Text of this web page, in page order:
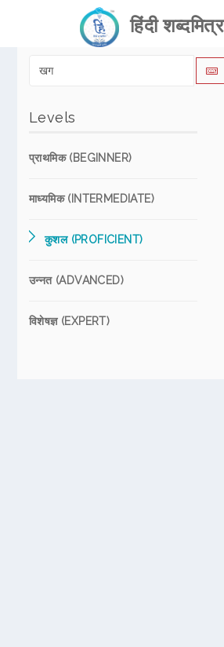
हिंदी शब्दमित्र
Levels
प्राथमिक (BEGINNER)
माध्यमिक (INTERMEDIATE)
कुशल (PROFICIENT)
उन्नत (ADVANCED)
विशेषज्ञ (EXPERT)